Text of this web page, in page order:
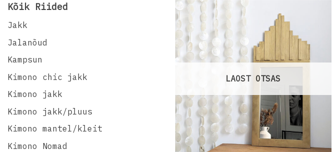
Kõik Riided
Jakk
Jalanõud
Kampsun
Kimono chic jakk
Kimono jakk
Kimono jakk/pluus
Kimono mantel/kleit
Kimono Nomad
soovinimekirja
LAOST OTSAS